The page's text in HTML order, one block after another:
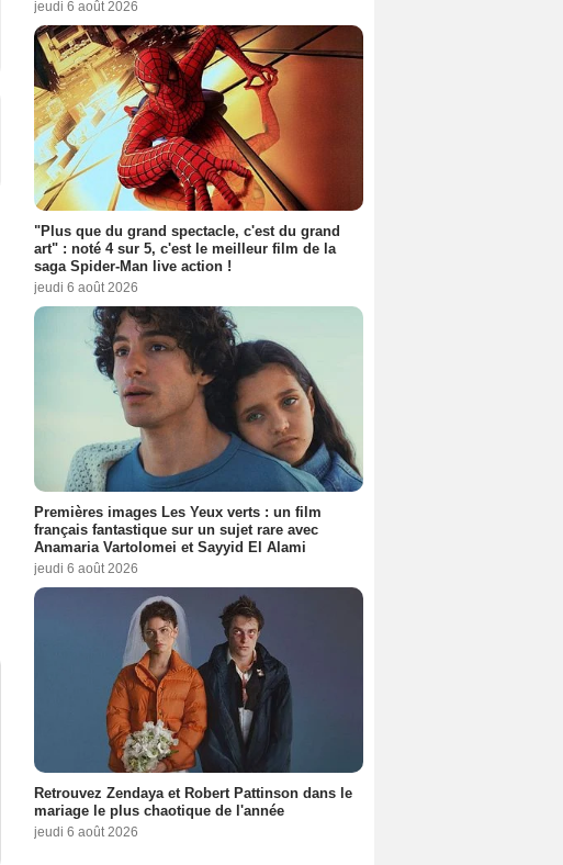
jeudi 6 août 2026
"Plus que du grand spectacle, c'est du grand
art" : noté 4 sur 5, c'est le meilleur film de la
saga Spider-Man live action !
jeudi 6 août 2026
Premières images Les Yeux verts : un film
français fantastique sur un sujet rare avec
Anamaria Vartolomei et Sayyid El Alami
jeudi 6 août 2026
Retrouvez Zendaya et Robert Pattinson dans le
mariage le plus chaotique de l'année
jeudi 6 août 2026